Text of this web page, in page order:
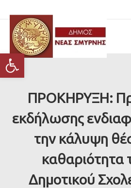
Ανοίξτε τη γραμμή εργαλείων
ΠΡΟΚΗΡΥΞΗ:
εκδήλωσης
την κάλυψη
καθαριότητα
Δημοτικού